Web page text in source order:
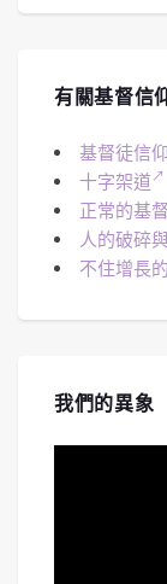
有關基督信
基督徒信
十字架道
正常的基
人的破碎
不住增長
我們的異象